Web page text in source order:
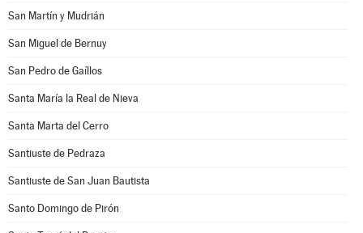
San Martín y Mudrián
San Miguel de Bernuy
San Pedro de Gaíllos
Santa María la Real de Nieva
Santa Marta del Cerro
Santiuste de Pedraza
Santiuste de San Juan Bautista
Santo Domingo de Pirón